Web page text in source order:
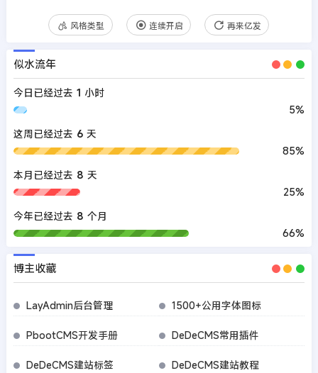
风格类型 连续开启 再来亿发
似水流年
今日已经过去 1 小时
5%
这周已经过去 6 天
85%
本月已经过去 8 天
25%
今年已经过去 8 个月
66%
博主收藏
LayAdmin后台管理 1500+公用字体图标
PbootCMS开发手册 DeDeCMS常用插件
DeDeCMS建站标签 DeDeCMS建站教程